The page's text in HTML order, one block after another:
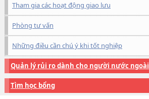
Tham gia các hoạt động giao lưu
Phòng tư vấn
Những điều cần chú ý khi tốt nghiệp
Quản lý rủi ro dành cho người nước ngoài
Tìm học bổng